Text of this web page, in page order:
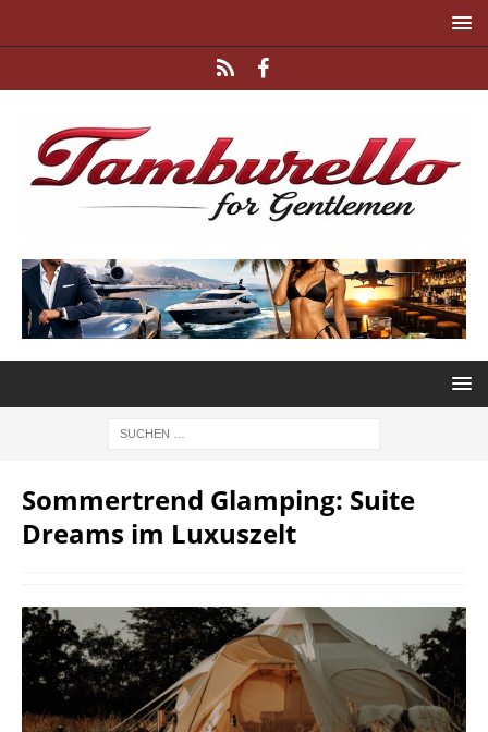
Sommertrend Glamping: Suite
Dreams im Luxuszelt